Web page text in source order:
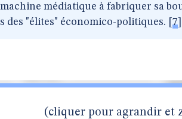
médiatique à fabriquer sa
des "élites" économico-politiques.
7
(cliquer pour agrandir et